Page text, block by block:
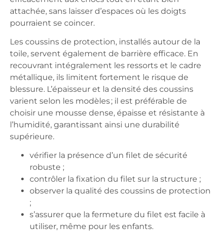
attachée, sans laisser d’espaces où les doigts
pourraient se coincer.
Les coussins de protection, installés autour de la
toile, servent également de barrière efficace. En
recouvrant intégralement les ressorts et le cadre
métallique, ils limitent fortement le risque de
blessure. L’épaisseur et la densité des coussins
varient selon les modèles ; il est préférable de
choisir une mousse dense, épaisse et résistante à
l’humidité, garantissant ainsi une durabilité
supérieure.
vérifier la présence d’un filet de sécurité
robuste ;
contrôler la fixation du filet sur la structure ;
observer la qualité des coussins de protection
;
s’assurer que la fermeture du filet est facile à
utiliser, même pour les enfants.